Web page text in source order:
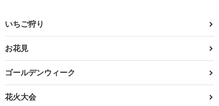
いちご狩り
お花見
ゴールデンウィーク
花火大会